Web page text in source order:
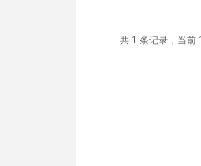
共 1 条记录，当